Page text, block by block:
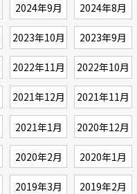
2024年9月 2024年8月
2023年10月 2023年9月
2022年11月 2022年10月
2021年12月 2021年11月
2021年1月 2020年12月
2020年2月 2020年1月
2019年3月 2019年2月